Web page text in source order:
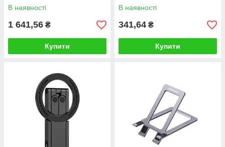
В наявності
1 641,56 ₴
Купити
В наявності
341,64 ₴
Купити